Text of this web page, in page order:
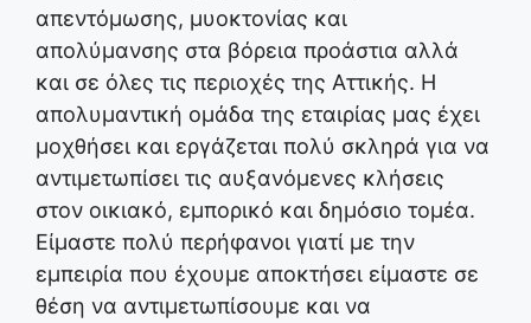
απεντόμωσης, μυοκτονίας και
απολύμανσης στα βόρεια προάστια αλλά
και σε όλες τις περιοχές της Αττικής. Η
απολυμαντική ομάδα της εταιρίας μας έχει
μοχθήσει και εργάζεται πολύ σκληρά για να
αντιμετωπίσει τις αυξανόμενες κλήσεις
στον οικιακό, εμπορικό και δημόσιο τομέα.
Είμαστε πολύ περήφανοι γιατί με την
εμπειρία που έχουμε αποκτήσει είμαστε σε
θέση να αντιμετωπίσουμε και να